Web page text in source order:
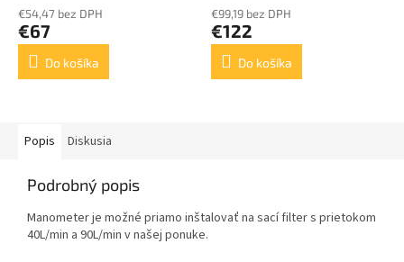
€54,47 bez DPH
€67
Do košíka
€99,19 bez DPH
€122
Do košíka
Popis Diskusia
Podrobný popis
Manometer je možné priamo inštalovať na sací filter s prietokom
40L/min a 90L/min v našej ponuke.